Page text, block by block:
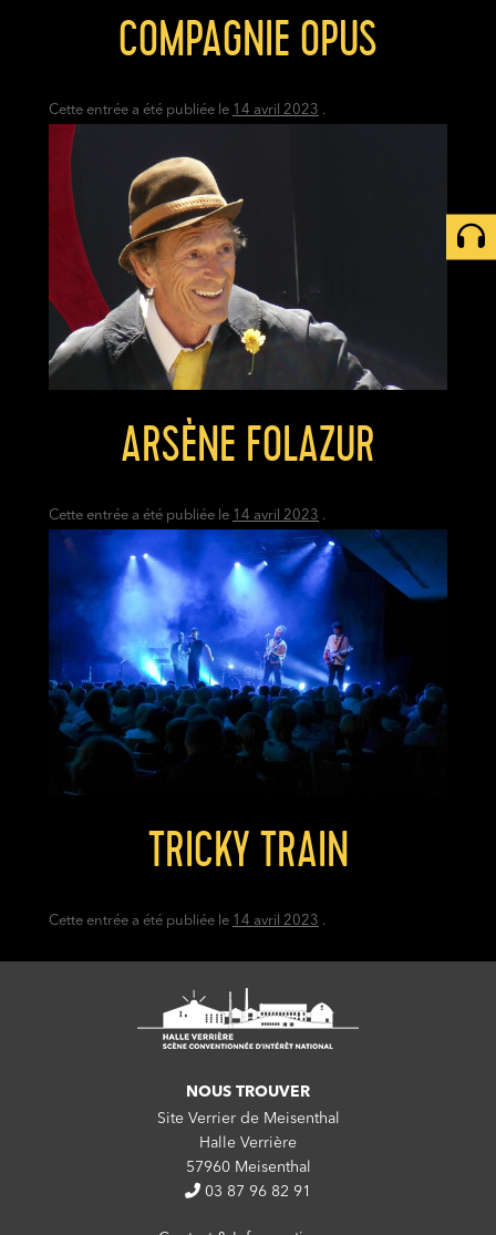
COMPAGNIE OPUS
Cette entrée a été publiée le 14 avril 2023 .
ARSÈNE FOLAZUR
Cette entrée a été publiée le 14 avril 2023 .
TRICKY TRAIN
Cette entrée a été publiée le 14 avril 2023 .
NOUS TROUVER
Site Verrier de Meisenthal
Halle Verrière
57960 Meisenthal
03 87 96 82 91